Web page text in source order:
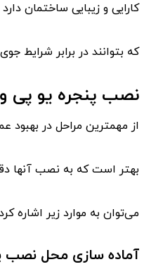
کارایی و زیبایی ساختمان
که بتوانند در برابر شرایط
نصب پنجره یو
از مهمترین مراحل در بهبود
بهتر است که به نصب آنها
می‌توان به موارد زیر اشاره
آماده سازی محل نصب